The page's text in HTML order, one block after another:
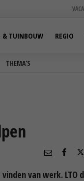
THEMA'S
& TUINBOUW REGIO
van werk. LTO